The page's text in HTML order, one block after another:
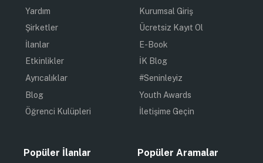
Yardım
Şirketler
İlanlar
Etkinlikler
Ayrıcalıklar
Blog
Öğrenci Kulüpleri
Kurumsal Giriş
Ücretsiz Kayıt Ol
E-Book
İK Blog
#Seninleyiz
Youth Awards
İletişime Geçin
Popüler İlanlar Popüler Aramalar